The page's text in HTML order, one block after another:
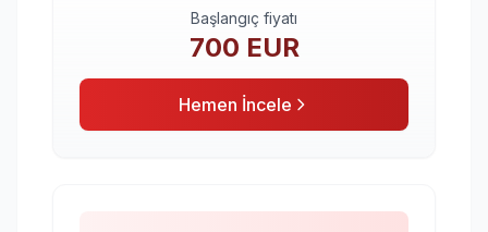
Başlangıç fiyatı
700 EUR
Hemen İncele